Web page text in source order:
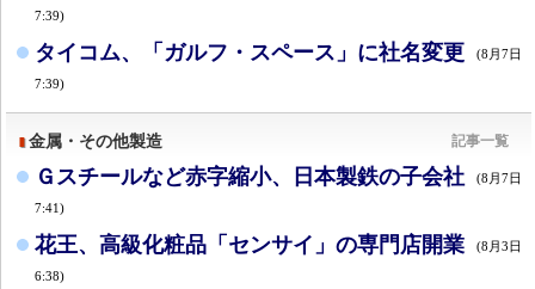
7:39)
タイコム、「ガルフ・スペース」に社名変更 (8月7日
7:39)
金属・その他製造 記事一覧
Ｇスチールなど赤字縮小、日本製鉄の子会社 (8月7日
7:41)
花王、高級化粧品「センサイ」の専門店開業 (8月3日
6:38)